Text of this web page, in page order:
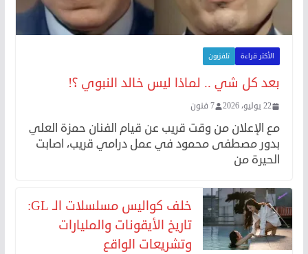
الأكثر قراءة تلفزيون
بعد كل شي .. لماذا ليس خالد النبوي ؟!
22 يوليو، 2026 7 فنون
مع الإعلان من وقت قريب عن قيام الفنان حمزة العلي
بدور مصطفى محمود في عمل درامي قريب، اصابت
الحيرة من
خلف كواليس مسلسلات الـ GL:
تاريخ الأيقونات والمليارات
وتشريعات الواقع